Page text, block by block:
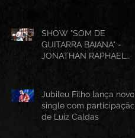
SHOW "SOM DE
GUITARRA BAIANA" -
JONATHAN RAPHAEL
Jubileu Filho lança novo
single com participação
de Luiz Caldas